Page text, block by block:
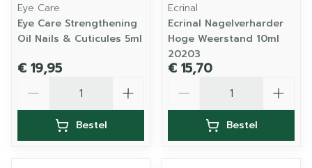
Eye Care
Eye Care Strengthening
Oil Nails & Cuticules 5ml
€ 19,95
Bestel
Ecrinal
Ecrinal Nagelverharder
Hoge Weerstand 10ml
20203
€ 15,70
Bestel